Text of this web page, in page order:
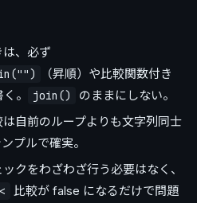
、必ず
（昇順）や比較関数付き
。 join()
のままにしない。
自前のループよりも文字列同士
プルで確実。
クをわざわざ行う必要はなく、
< 比較が false になるだけで問題